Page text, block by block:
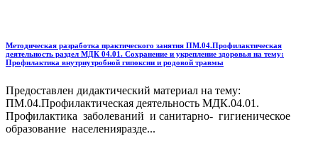
Методическая разработка практического занятия ПМ.04.Профилактическая
деятельность раздел МДК 04.01. Сохранение и укрепление здоровья на тему:
Профилактика внутриутробной гипоксии и родовой травмы
Предоставлен дидактический материал на тему:
ПМ.04.Профилактическая деятельность МДК.04.01.
Профилактика заболеваний и санитарно- гигиеническое
образование населенияразде...